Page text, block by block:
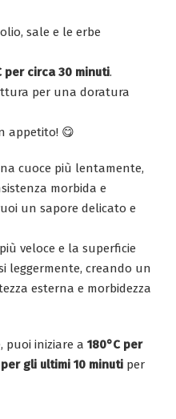
sale e le erbe
per circa 30 minuti.
per una doratura
appetito! 😋
cuoce più lentamente,
morbida e
un sapore delicato e
veloce e la superficie
leggermente, creando un
esterna e morbidezza
puoi iniziare a 180°C per
per gli ultimi 10 minuti per